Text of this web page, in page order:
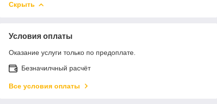
Скрыть
Условия оплаты
Оказание услуги только по предоплате.
Безначилчный расчёт
Все условия оплаты